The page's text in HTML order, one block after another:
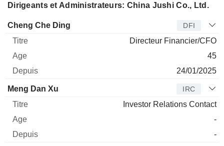
Dirigeants et Administrateurs: China Jushi Co., Ltd.
Dirigeant Titre Age
Cheng Che Ding DFI
Directeur Financier/CFO
45
24/01/2025
Meng Dan Xu IRC
Investor Relations Contact
-
-